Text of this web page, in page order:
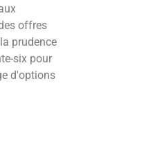
offres
prudence
six pour
d'options